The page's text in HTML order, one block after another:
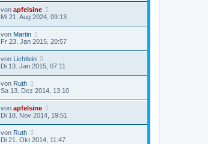
von apfelsine
Mi 21. Aug 2024, 09:13
von Martin
Fr 23. Jan 2015, 20:57
von Lichtlein
Di 13. Jan 2015, 07:11
von Ruth
Sa 13. Dez 2014, 13:10
von apfelsine
Di 18. Nov 2014, 19:51
von Ruth
Di 21. Okt 2014, 11:47